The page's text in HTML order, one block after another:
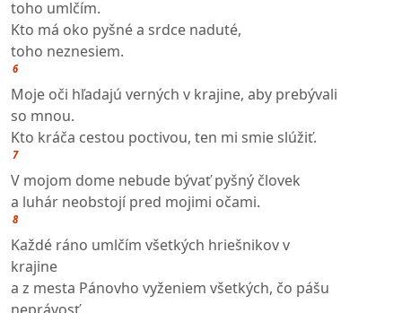
toho umlčím.
Kto má oko pyšné a srdce naduté,
toho neznesiem.
6
Moje oči hľadajú verných v krajine, aby prebývali
so mnou.
Kto kráča cestou poctivou, ten mi smie slúžiť.
7
V mojom dome nebude bývať pyšný človek
a luhár neobstojí pred mojimi očami.
8
Každé ráno umlčím všetkých hriešnikov v
krajine
a z mesta Pánovho vyženiem všetkých, čo pášu
neprávosť.